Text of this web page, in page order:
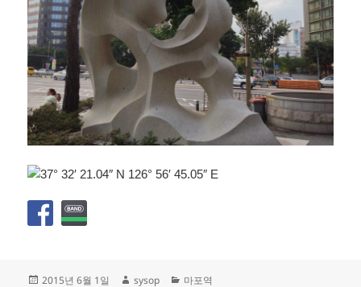
작
2015년 6월 1일
글
sysop
카
마포역